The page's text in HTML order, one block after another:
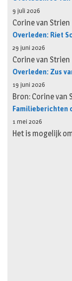
9 juli 2026
Corine van Strien
Overleden: Riet
29 juni 2026
Corine van Strien
Overleden: Zus
19 juni 2026
Bron: Corine van
Familieberichten
1 mei 2026
Het is mogelijk